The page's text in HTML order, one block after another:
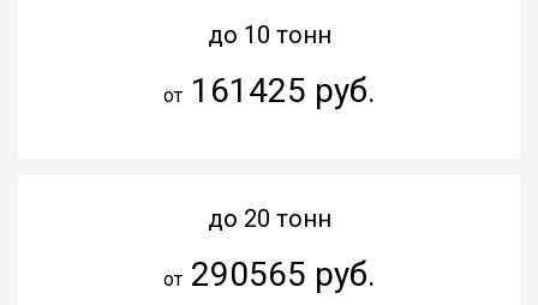
до 10 тонн
от161425 руб.
до 20 тонн
от290565 руб.